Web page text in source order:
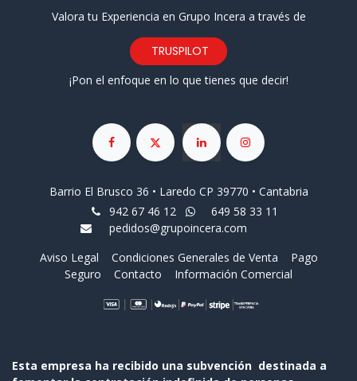
Valora tu Experiencia en Grupo Incera a través de
TRUSPILOT
¡Pon el enfoque en lo que tienes que decir!
Barrio El Brusco 36 • Laredo CP 39770 • Cantabria
942 67 46 12
649 58 33 11
pedidos@grupoincera.com
Aviso Legal
Condiciones Generales de Venta
Pago
Seguro
Contacto Información Comercial
Esta empresa ha recibido una subvención destinada a